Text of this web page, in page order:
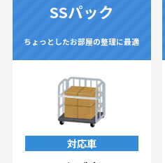
SSパック
ちょっとしたお部屋の整理に最適
対応車